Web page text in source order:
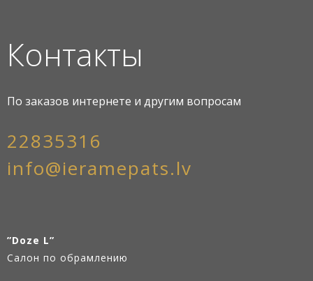
Контакты
По заказов интернете и другим вопросам
22835316
info@ieramepats.lv
”Doze L”
Салон по обрамлению